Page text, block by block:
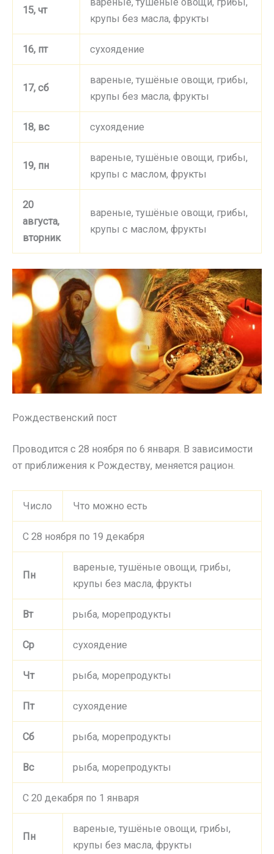
15, чт
крупы без масла, фрукты
16, пт сухоядение
17, сб
вареные, тушёные овощи, грибы,
крупы без масла, фрукты
18, вс сухоядение
19, пн
вареные, тушёные овощи, грибы,
крупы с маслом, фрукты
20
августа,
вторник
вареные, тушёные овощи, грибы,
крупы с маслом, фрукты
Рождественский пост
Проводится с 28 ноября по 6 января. В зависимости
от приближения к Рождеству, меняется рацион.
Число Что можно есть
С 28 ноября по 19 декабря
Пн
вареные, тушёные овощи, грибы,
крупы без масла, фрукты
Вт рыба, морепродукты
Ср сухоядение
Чт рыба, морепродукты
Пт сухоядение
Сб рыба, морепродукты
Вс рыба, морепродукты
С 20 декабря по 1 января
Пн
вареные, тушёные овощи, грибы,
крупы без масла, фрукты